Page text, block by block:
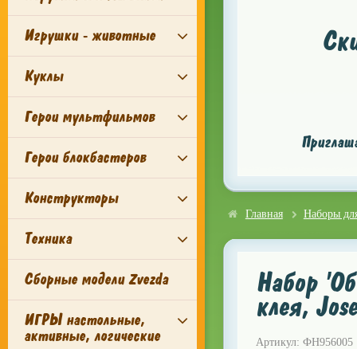
Игрушки - животные
Куклы
Герои мультфильмов
Герои блокбастеров
Конструкторы
Техника
Сборные модели Zvezda
ИГРЫ настольные,
активные, логические
Главная Наборы
Набор
клея,
Артикул: ФН956005